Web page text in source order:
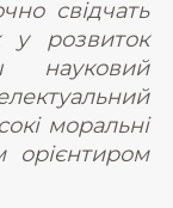
свідчать
розвиток
науковий
моральні